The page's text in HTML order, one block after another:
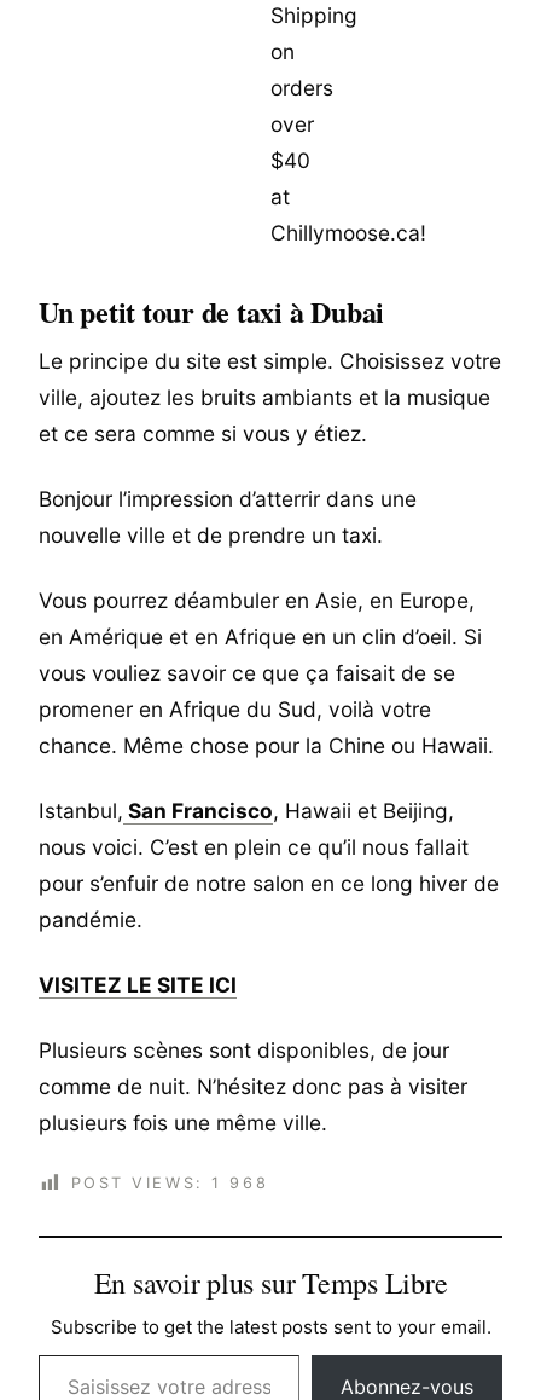
Un petit tour de taxi à Dubai
Le principe du site est simple. Choisissez votre
ville, ajoutez les bruits ambiants et la musique
et ce sera comme si vous y étiez.
Bonjour l’impression d’atterrir dans une
nouvelle ville et de prendre un taxi.
Vous pourrez déambuler en Asie, en Europe,
en Amérique et en Afrique en un clin d’oeil. Si
vous vouliez savoir ce que ça faisait de se
promener en Afrique du Sud, voilà votre
chance. Même chose pour la Chine ou Hawaii.
Istanbul, San Francisco, Hawaii et Beijing,
nous voici. C’est en plein ce qu’il nous fallait
pour s’enfuir de notre salon en ce long hiver de
pandémie.
VISITEZ LE SITE ICI
Plusieurs scènes sont disponibles, de jour
comme de nuit. N’hésitez donc pas à visiter
plusieurs fois une même ville.
POST VIEWS: 1 968
En savoir plus sur Temps Libre
Subscribe to get the latest posts sent to your email.
Saisissez votre adresse e-mail…
Abonnez-vous